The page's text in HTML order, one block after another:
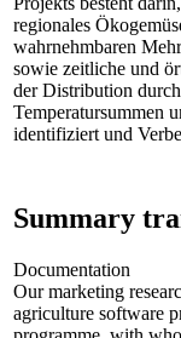
regionales
wahrnehmbaren
sowie zeitliche und
der Distribution
Temperatursummen
identifiziert und
Summary
Documentation
Our marketing
agriculture software